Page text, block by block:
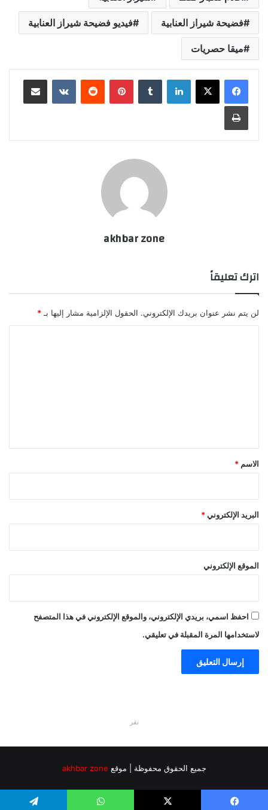
فضيحة شيراز العنابية فيديو فضيحة شيراز العنابية
ميقا حصريات
لينكدإن بينتيريست مشاركة عبر البريد
طباعة
akhbar zone
اترك تعليقاً
لن يتم نشر عنوان بريدك الإلكتروني. الحقول الإلزامية مشار إليها بـ *
*
الاسم *
البريد الإلكتروني *
الموقع الإلكتروني
احفظ اسمي، بريدي الإلكتروني، والموقع الإلكتروني في هذا المتصفح
لاستخدامها المرة المقبلة في تعليقي.
نقر
جميع الحقوق محفوظة | موقع